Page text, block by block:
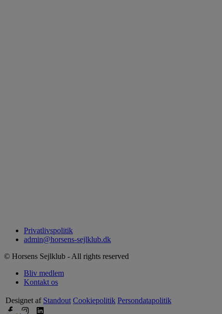
Privatlivspolitik
admin@horsens-sejlklub.dk
© Horsens Sejlklub - All rights reserved
Bliv medlem
Kontakt os
Designet af Standout Cookiepolitik Persondatapolitik